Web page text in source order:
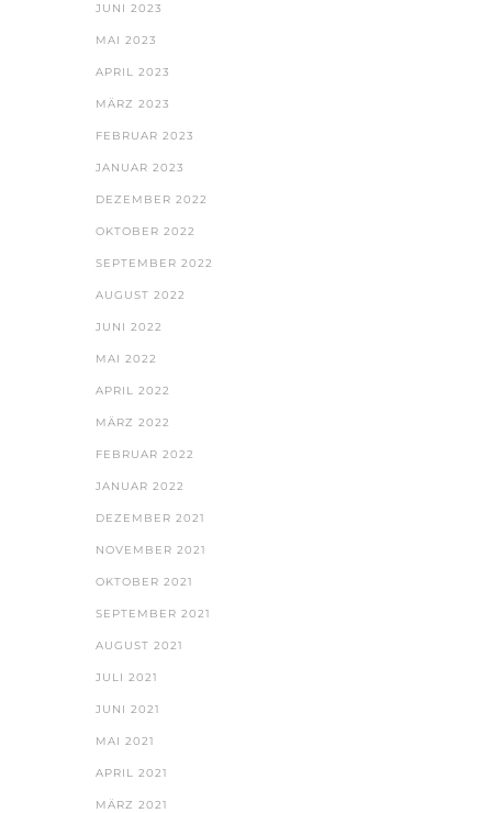
JUNI 2023
MAI 2023
APRIL 2023
MÄRZ 2023
FEBRUAR 2023
JANUAR 2023
DEZEMBER 2022
OKTOBER 2022
SEPTEMBER 2022
AUGUST 2022
JUNI 2022
MAI 2022
APRIL 2022
MÄRZ 2022
FEBRUAR 2022
JANUAR 2022
DEZEMBER 2021
NOVEMBER 2021
OKTOBER 2021
SEPTEMBER 2021
AUGUST 2021
JULI 2021
JUNI 2021
MAI 2021
APRIL 2021
MÄRZ 2021